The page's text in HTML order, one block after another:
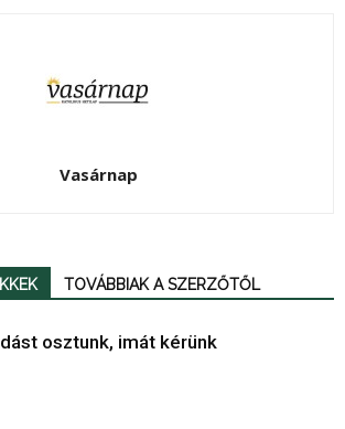
Vasárnap
TOVÁBBIAK A SZERZŐTŐL
osztunk, imát kérünk